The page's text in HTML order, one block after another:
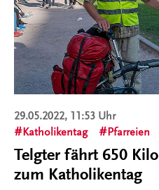
29.05.2022, 11:53 Uhr
Katholikentag
Pfarreien
Telgter fährt 650
zum Katholikentag